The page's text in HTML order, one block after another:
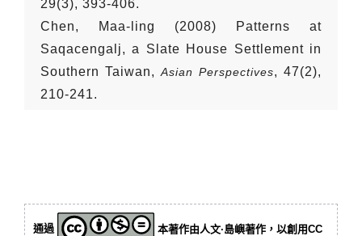
29(3), 393-406.
Chen, Maa-ling (2008) Patterns at
Saqacengalj, a Slate House Settlement in
Southern Taiwan, Asian Perspectives, 47(2),
210-241.
通過 本著作由人文·島嶼著作，以創用CC